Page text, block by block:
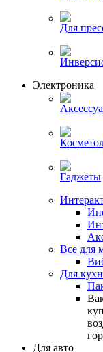
Для
Электроника
Гаджеты
Все для
Для
Для авто